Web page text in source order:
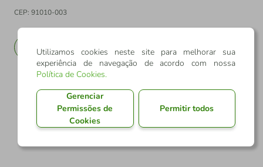
CEP: 91010-003
Utilizamos cookies neste site para melhorar sua
experiência de navegação de acordo com nossa
Política de Cookies.
Gerenciar
Permissões de
Cookies
Permitir todos